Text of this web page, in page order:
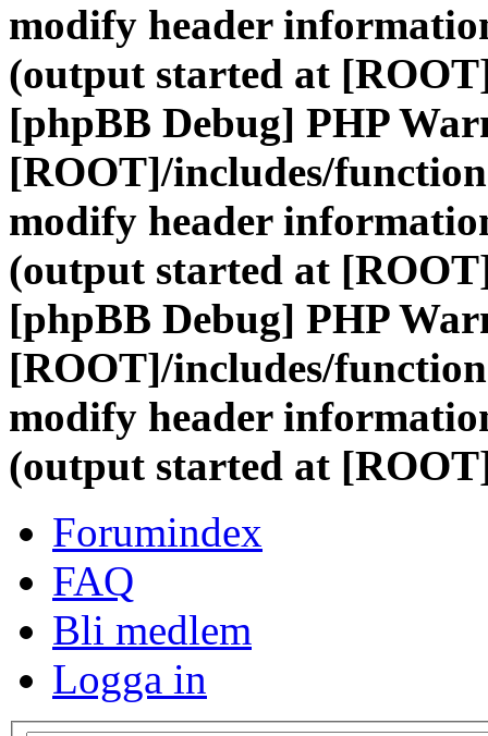
modify header
(output started at
[phpBB Debug] PHP
[ROOT]/includes/
modify header
(output started at
[phpBB Debug] PHP
[ROOT]/includes/
modify header
(output started at
Forumindex
FAQ
Bli medlem
Logga in